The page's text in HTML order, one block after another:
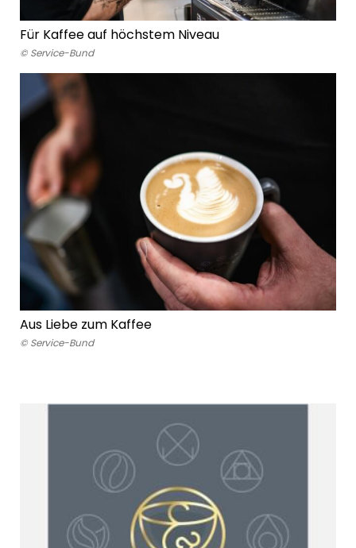
Für Kaffee auf höchstem Niveau
© Service-Bund
Aus Liebe zum Kaffee
© Service-Bund